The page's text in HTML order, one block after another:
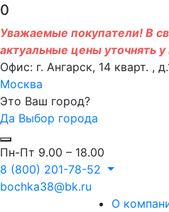
0
Уважаемые покупатели! В
актуальные цены уточнять
Офис: г. Ангарск, 14 кварт. ,
Москва
Это Ваш город?
Да Выбор города
Пн-Пт 9.00 – 18.00
8 (800) 201-78-52
bochka38@bk.ru
О